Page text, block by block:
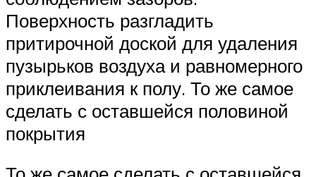
Поверхность разгладить
притирочной доской для удаления
пузырьков воздуха и равномерного
приклеивания к полу. То же самое
сделать с оставшейся половиной
покрытия